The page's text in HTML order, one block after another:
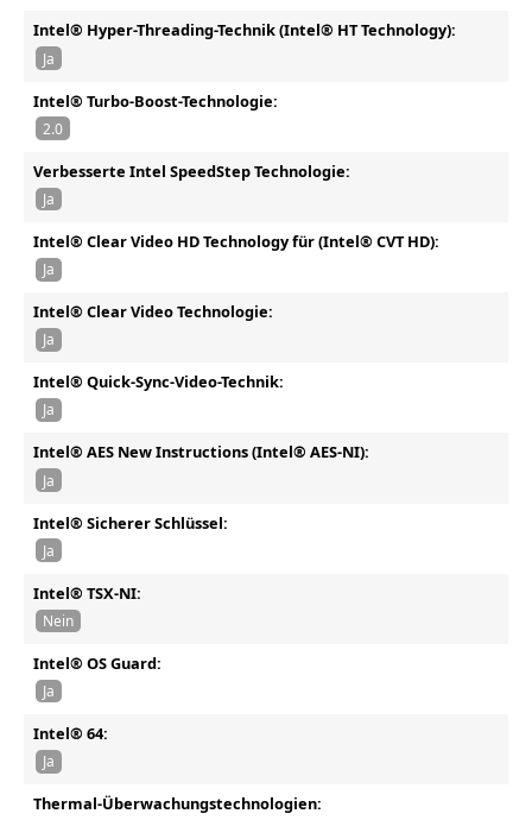
Intel® Hyper-Threading-Technik (Intel® HT Technology):
Ja
Intel® Turbo-Boost-Technologie:
2.0
Verbesserte Intel SpeedStep Technologie:
Ja
Intel® Clear Video HD Technology für (Intel® CVT HD):
Ja
Intel® Clear Video Technologie:
Ja
Intel® Quick-Sync-Video-Technik:
Ja
Intel® AES New Instructions (Intel® AES-NI):
Ja
Intel® Sicherer Schlüssel:
Ja
Intel® TSX-NI:
Nein
Intel® OS Guard:
Ja
Intel® 64:
Ja
Thermal-Überwachungstechnologien: